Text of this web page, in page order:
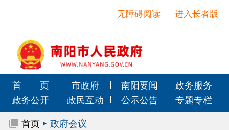
进入长者版
无障碍阅读
首 页 市政府 南阳要闻
政务服务
政务公开
政民互动 公示公告
专题专栏
首页
政府会议